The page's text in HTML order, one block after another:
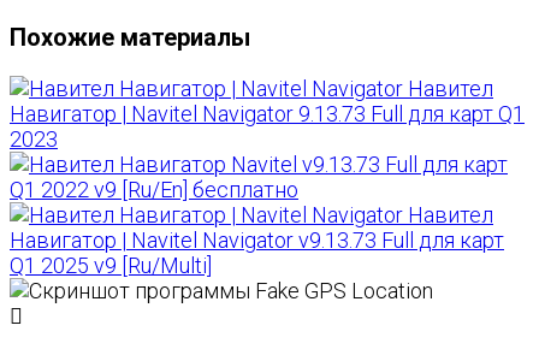
Похожие материалы
Навител
Навигатор | Navitel Navigator 9.13.73 Full для карт Q1
2023
Navitel v9.13.73 Full для карт
Q1 2022 v9 [Ru/En] бесплатно
Навител
Навигатор | Navitel Navigator v9.13.73 Full для карт
Q1 2025 v9 [Ru/Multi]